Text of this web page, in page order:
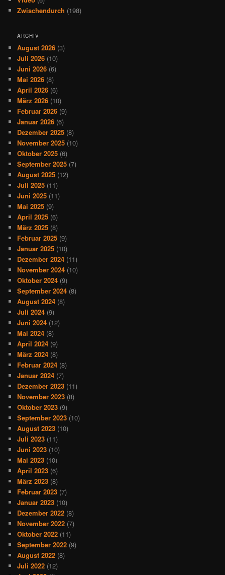
Zwischendurch (198)
ARCHIV
August 2026 (3)
Juli 2026 (10)
Juni 2026 (6)
Mai 2026 (8)
April 2026 (6)
März 2026 (10)
Februar 2026 (9)
Januar 2026 (6)
Dezember 2025 (8)
November 2025 (10)
Oktober 2025 (6)
September 2025 (7)
August 2025 (12)
Juli 2025 (11)
Juni 2025 (11)
Mai 2025 (9)
April 2025 (6)
März 2025 (8)
Februar 2025 (9)
Januar 2025 (10)
Dezember 2024 (11)
November 2024 (10)
Oktober 2024 (9)
September 2024 (8)
August 2024 (8)
Juli 2024 (9)
Juni 2024 (12)
Mai 2024 (8)
April 2024 (9)
März 2024 (8)
Februar 2024 (8)
Januar 2024 (7)
Dezember 2023 (11)
November 2023 (8)
Oktober 2023 (9)
September 2023 (10)
August 2023 (10)
Juli 2023 (11)
Juni 2023 (10)
Mai 2023 (10)
April 2023 (6)
März 2023 (8)
Februar 2023 (7)
Januar 2023 (10)
Dezember 2022 (8)
November 2022 (7)
Oktober 2022 (11)
September 2022 (9)
August 2022 (8)
Juli 2022 (12)